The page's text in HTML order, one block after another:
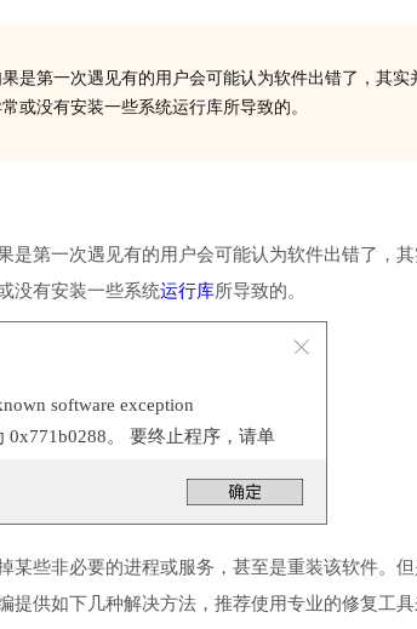
是第一次遇见有的用户会可能认为软件出错了，其实
或没有安装一些系统运行库所导致的。
第一次遇见有的用户会可能认为软件出错了，
没有安装一些系统运行库所导致的。
software exception
0x771b0288。 要终止程序，请单
些非必要的进程或服务，甚至是重装该软件。
供如下几种解决方法，推荐使用专业的修复工